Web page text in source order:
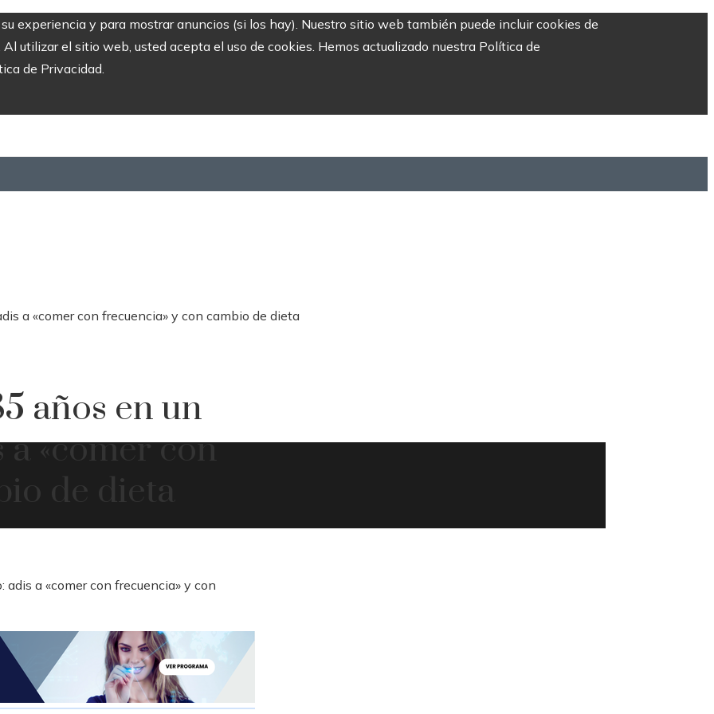
experiencia y para mostrar anuncios (si los hay). Nuestro sitio web también puede incluir cookies de
utilizar el sitio web, usted acepta el uso de cookies. Hemos actualizado nuestra Política de
de Privacidad.
a «comer con frecuencia» y con cambio de dieta
años en un
«comer con
de dieta